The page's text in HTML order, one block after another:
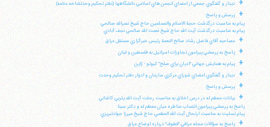
+ ديدار و گفتگوي جمعي از اعضاي انجمن هاي اسلامي دانشگاهها (دفتر تحكيم وحدتشاخه علامه)
+
پرسش و پاسخ:
پيام به مناسبت درگذشت حجة الاسلام والمسلمين حاج شيخ نصرالله صالحي
پيام به مناسبت درگذشت آيت الله حاج شيخ نعمت الله صالحي نجف آبادي
+ مصاحبه آقاي فاضل رشاد صالح النعمة رئيس خبرگزاري مستقل عراق
+ پاسخ به پرسشي پيرامون تجاوزات اسرائيل به فلسطين و لبنان
+ پيام به همايش جهاني "اديان براي صلح" كيوتو - ژاپن
+ ديدار و گفتگوي اعضاي شوراي مركزي سازمان و ادوار دفتر تحكيم وحدت
+ پرسش و پاسخ:
+
بيانات معظم له در درس اخلاق به مناسبت رحلت آيت الله يثربي كاشاني
پاسخ به پرسشي پيرامون انتساب مناظره ميان معظم له و دكتر سينا
پيام تسليت به مناسبت ارتحال آيت الله العظمي حاج شيخ ميرزا جوادتبريزي
+ پاسخ به سؤالات مجله عراقي "قطوف" درباره اوضاع عراق